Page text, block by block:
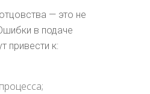
— это не
в подаче
привести к: